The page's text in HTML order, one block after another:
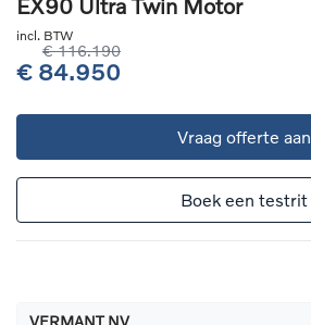
EX90 Ultra Twin Motor
incl. BTW
€ 116.190
€ 84.950
Vraag offerte aan
Boek een testrit
VERMANT NV